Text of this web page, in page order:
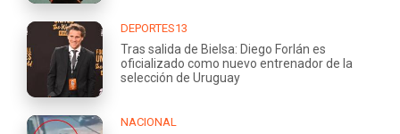
DEPORTES13
Tras salida de Bielsa: Diego Forlán es
oficializado como nuevo entrenador de la
selección de Uruguay
NACIONAL